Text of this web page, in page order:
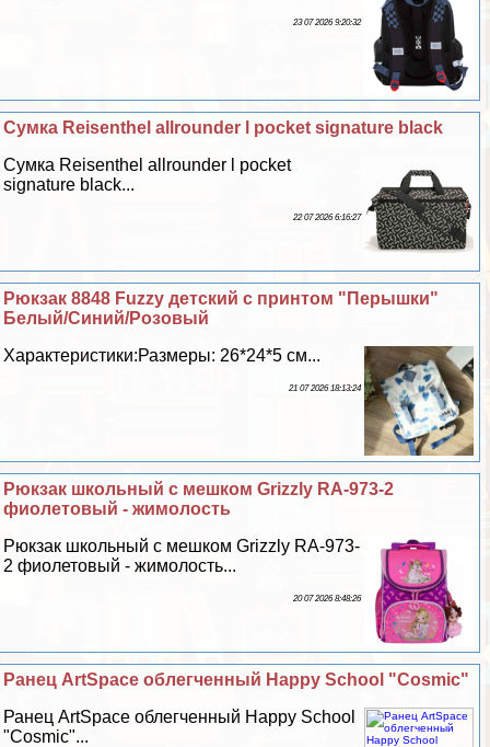
23 07 2026 9:20:32
Сумка Reisenthel allrounder l pocket signature black
Сумка Reisenthel allrounder l pocket
signature black...
22 07 2026 6:16:27
Рюкзак 8848 Fuzzy детский с принтом "Перышки"
Белый/Синий/Розовый
Хаpaктеристики:Размеры: 26*24*5 см...
21 07 2026 18:13:24
Рюкзак школьный с мешком Grizzly RA-973-2
фиолетовый - жимолость
Рюкзак школьный с мешком Grizzly RA-973-
2 фиолетовый - жимолость...
20 07 2026 8:48:26
Ранец ArtSpace облегченный Happy School "Cosmic"
Ранец ArtSpace облегченный Happy School
"Cosmic"...